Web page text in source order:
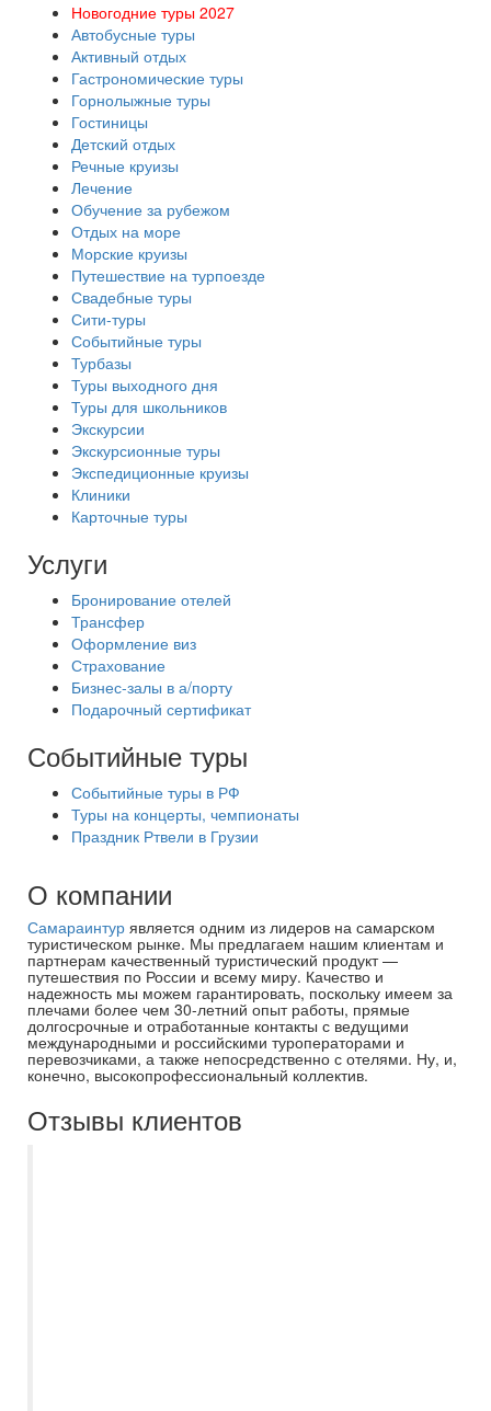
Новогодние туры 2027
Автобусные туры
Активный отдых
Гастрономические туры
Горнолыжные туры
Гостиницы
Детский отдых
Речные круизы
Лечение
Обучение за рубежом
Отдых на море
Морские круизы
Путешествие на турпоезде
Свадебные туры
Сити-туры
Событийные туры
Турбазы
Туры выходного дня
Туры для школьников
Экскурсии
Экскурсионные туры
Экспедиционные круизы
Клиники
Карточные туры
Услуги
Бронирование отелей
Трансфер
Оформление виз
Страхование
Бизнес-залы в а/порту
Подарочный сертификат
Событийные туры
Событийные туры в РФ
Туры на концерты, чемпионаты
Праздник Ртвели в Грузии
О компании
Самараинтур является одним из лидеров на самарском
туристическом рынке. Мы предлагаем нашим клиентам и
партнерам качественный туристический продукт —
путешествия по России и всему миру. Качество и
надежность мы можем гарантировать, поскольку имеем за
плечами более чем 30-летний опыт работы, прямые
долгосрочные и отработанные контакты с ведущими
международными и российскими туроператорами и
перевозчиками, а также непосредственно с отелями. Ну, и,
конечно, высокопрофессиональный коллектив.
Отзывы клиентов